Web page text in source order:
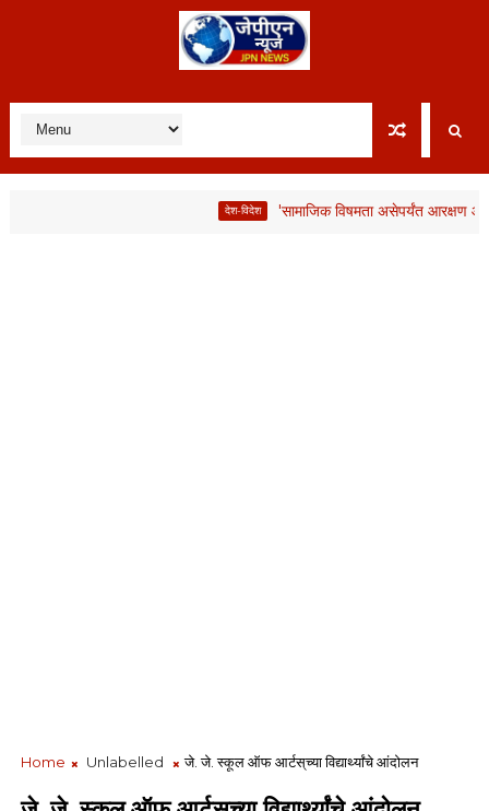
देश-विदेश 'सामाजिक विषमता असेपर्यंत आरक्षण आवश्यक';
Home Unlabelled जे. जे. स्कूल ऑफ आर्टस्‌च्या विद्यार्थ्यांचे आंदोलन